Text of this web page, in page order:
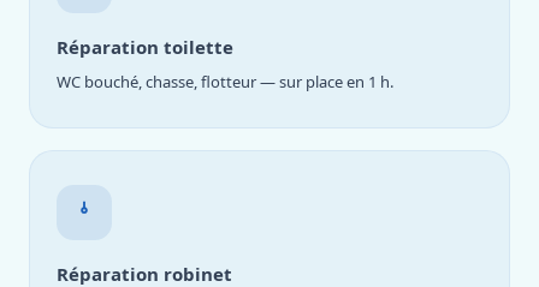
Réparation toilette
WC bouché, chasse, flotteur — sur place en 1 h.
Réparation robinet